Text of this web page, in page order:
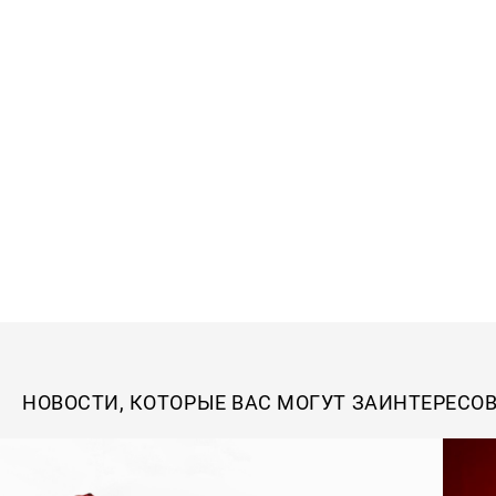
НОВОСТИ, КОТОРЫЕ ВАС МОГУТ